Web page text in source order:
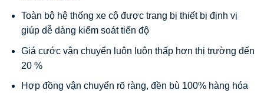
Toàn bộ hệ thống xe cộ được trang bị thiết bị định vị
giúp dễ dàng kiểm soát tiến độ
Giá cước vận chuyển luôn luôn thấp hơn thị trường đến
20 %
Hợp đồng vận chuyển rõ ràng, đền bù 100% hàng hóa